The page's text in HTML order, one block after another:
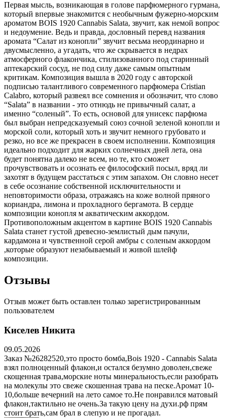
Первая мысль, возникающая в голове парфюмерного гурмана,
который впервые знакомится с необычным фужерно-морским
ароматом BOIS 1920 Cannabis Salata, звучит, как немой вопрос
и недоумение. Ведь и правда, дословный перевд названия
аромата “Салат из конопли” звучит весьма неординарно и
двусмысленно, а угадать, что же скрывается в недрах
атмосферного флакончика, стилизованного под старинный
аптекарский сосуд, не под силу даже самым опытным
критикам. Композиция вышла в 2020 году с авторской
подписью талантливого современного парфюмера Cristian
Calabro, который развеял все сомнения и обозначит, что слово
“Salata” в названии - это отнюдь не привычный салат, а
именно “соленый”. То есть, основой для унисекс парфюма
был выбран непредсказуемый союз сочной зеленой конопли и
морской соли, который хоть и звучит немного грубовато и
резко, но все же прекрасен в своем исполнении. Композиция
идеально подходит для жарких солнечных дней лета, она
будет понятна далеко не всем, но те, кто сможет
прочувствовать и осознать ее философский посыл, вряд ли
захотят в будущем расстаться с этим запахом. Он словно несет
в себе осознание собственной исключительности и
неповторимости образа, отражаясь на коже волной пряного
кориандра, лимона и прохладного бергамота. В сердце
композиции конопля м акватическим аккордом.
Противоположным акцентом в картине BOIS 1920 Cannabis
Salata станет густой древесно-землистый дым пачули,
кардамона и чувственной серой амбры с соленым аккордом
,которые образуют незабываемый и живой шлейф
композиции.
Отзывы
Отзыв может быть оставлен только зарегистрированным
пользователем
Киселев Никита
09.05.2026
Заказ №26282520,это просто бомба,Bois 1920 - Cannabis Salata
взял полноценный флакон,и остался безумно доволен,свеже
скощенная трава,морские ноты минеральность,если разобрать
на молекулы это свеже скошенная трава на песке.Аромат 10-
10,больше вечерний на лето самое то.Не понравился матовый
флакон,тактильно не очень.За такую цену на духи.рф прям
стоит брать,сам брал в слепую и не прогадал.